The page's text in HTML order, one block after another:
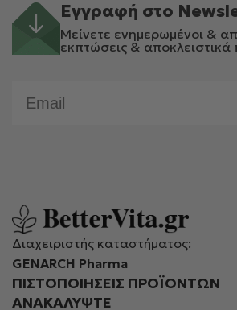
Εγγραφή στο
Μείνετε ενημερωμένοι &
εκπτώσεις & αποκλειστικά
Διαχειριστής καταστήματος:
GENARCH Pharma
ΠΙΣΤΟΠΟΙΉΣΕΙΣ ΠΡΟΪΌΝΤΩΝ
ΑΝΑΚΑΛΥΨΤΕ